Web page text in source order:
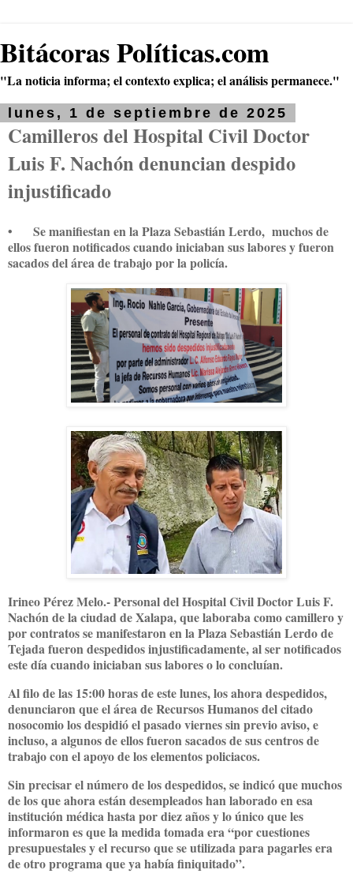
Bitácoras Políticas.com
"La noticia informa; el contexto explica; el análisis permanece."
lunes, 1 de septiembre de 2025
Camilleros del Hospital Civil Doctor
Luis F. Nachón denuncian despido
injustificado
•
Se manifiestan en la Plaza Sebastián Lerdo, muchos de
ellos fueron notificados cuando iniciaban sus labores y fueron
sacados del área de trabajo por la policía.
Irineo Pérez Melo.- Personal del Hospital Civil Doctor Luis F.
Nachón de la ciudad de Xalapa, que laboraba como camillero y
por contratos se manifestaron en la Plaza Sebastián Lerdo de
Tejada fueron despedidos injustificadamente, al ser notificados
este día cuando iniciaban sus labores o lo concluían.
Al filo de las 15:00 horas de este lunes, los ahora despedidos,
denunciaron que el área de Recursos Humanos del citado
nosocomio los despidió el pasado viernes sin previo aviso, e
incluso, a algunos de ellos fueron sacados de sus centros de
trabajo con el apoyo de los elementos policiacos.
Sin precisar el número de los despedidos, se indicó que muchos
de los que ahora están desempleados han laborado en esa
institución médica hasta por diez años y lo único que les
informaron es que la medida tomada era “por cuestiones
presupuestales y el recurso que se utilizada para pagarles era
de otro programa que ya había finiquitado”.